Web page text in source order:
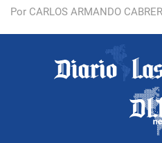
Por CARLOS ARMANDO